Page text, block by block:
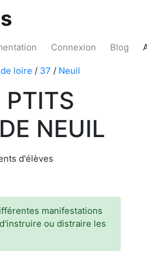
Connexion Blog
loire / 37 / Neuil
PTITS
NEUIL
d'élèves
manifestations
ou distraire les